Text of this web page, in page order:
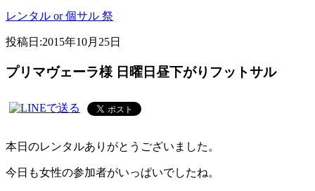
レンタル or 個サル 祭
投稿日:2015年10月25日
プリマヴェーラ様 日曜日昼下がりフットサル
本日のレンタルありがとうございました。
今日も女性の参加者がいっぱいでしたね。